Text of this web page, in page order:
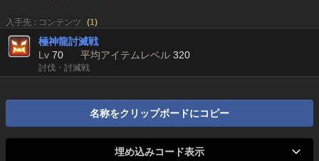
入手先 : コンテンツ (1)
極神龍討滅戦
Lv 70 平均アイテムレベル 320
討伐・討滅戦
名称をクリップボードにコピー
埋め込みコード表示